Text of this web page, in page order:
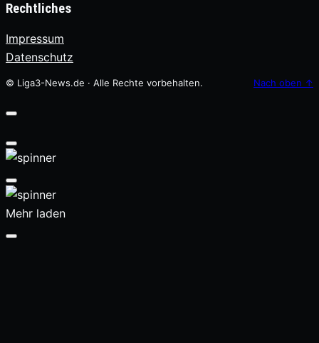
Rechtliches
Impressum
Datenschutz
© Liga3-News.de · Alle Rechte vorbehalten. Nach oben ↑
Mehr laden